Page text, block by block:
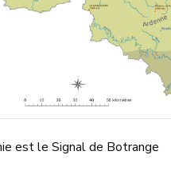
est le Signal de Botrange